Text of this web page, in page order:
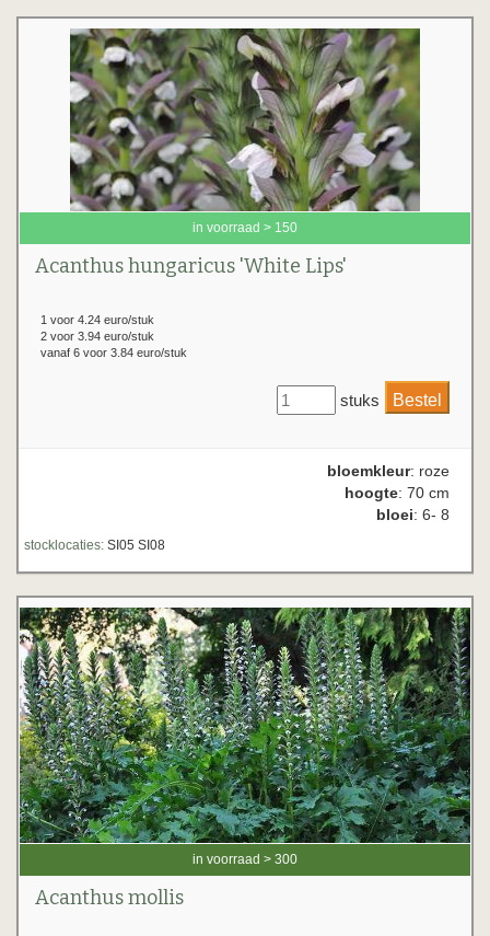
in voorraad > 150
Acanthus hungaricus 'White Lips'
1 voor 4.24 euro/stuk
2 voor 3.94 euro/stuk
vanaf 6 voor 3.84 euro/stuk
stuks
bloemkleur: roze
hoogte: 70 cm
bloei: 6- 8
stocklocaties: SI05 SI08
in voorraad > 300
Acanthus mollis